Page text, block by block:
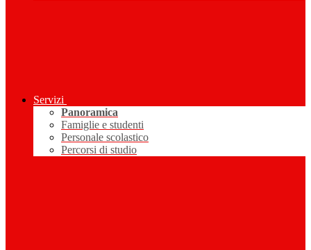
Servizi
Panoramica
Famiglie e studenti
Personale scolastico
Percorsi di studio